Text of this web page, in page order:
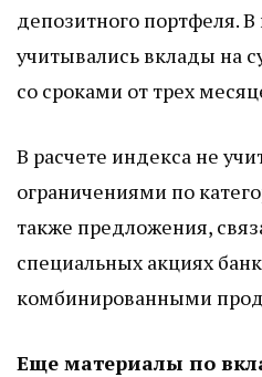
депозитного портфеля.
учитывались вклады на
со сроками от трех
В расчете индекса не
ограничениями по
также предложения,
специальных акциях
комбинированными
Еще материалы по